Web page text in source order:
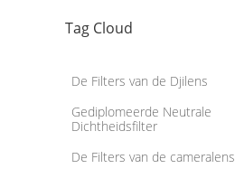
Tag Cloud
De Filters van de Djilens
Gediplomeerde Neutrale
Dichtheidsfilter
De Filters van de cameralens